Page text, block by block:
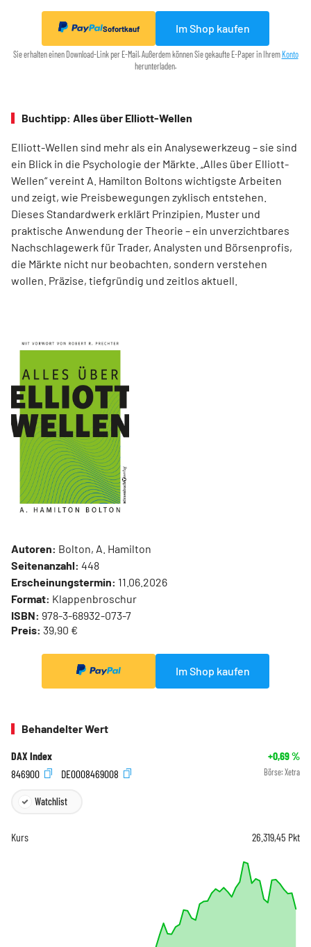
Sofortkauf Im Shop kaufen
Sie erhalten einen Download-Link per E-Mail. Außerdem können Sie gekaufte E-Paper in Ihrem Konto
herunterladen.
Buchtipp: Alles über Elliott-Wellen
Elliott-Wellen sind mehr als ein Analysewerkzeug – sie sind
ein Blick in die Psychologie der Märkte. „Alles über Elliott-
Wellen“ vereint A. Hamilton Boltons wichtigste Arbeiten
und zeigt, wie Preisbewegungen zyklisch entstehen.
Dieses Standardwerk erklärt Prinzipien, Muster und
praktische Anwendung der Theorie – ein unverzichtbares
Nachschlagewerk für Trader, Analysten und Börsenprofis,
die Märkte nicht nur beobachten, sondern verstehen
wollen. Präzise, tiefgründig und zeitlos aktuell.
Autoren: Bolton, A. Hamilton
Seitenanzahl: 448
Erscheinungstermin: 11.06.2026
Format: Klappenbroschur
ISBN: 978-3-68932-073-7
Preis: 39,90 €
Im Shop kaufen
Behandelter Wert
DAX Index +0,69%
846900
DE0008469008 Börse: Xetra
Watchlist
Kurs 26.319,45 Pkt